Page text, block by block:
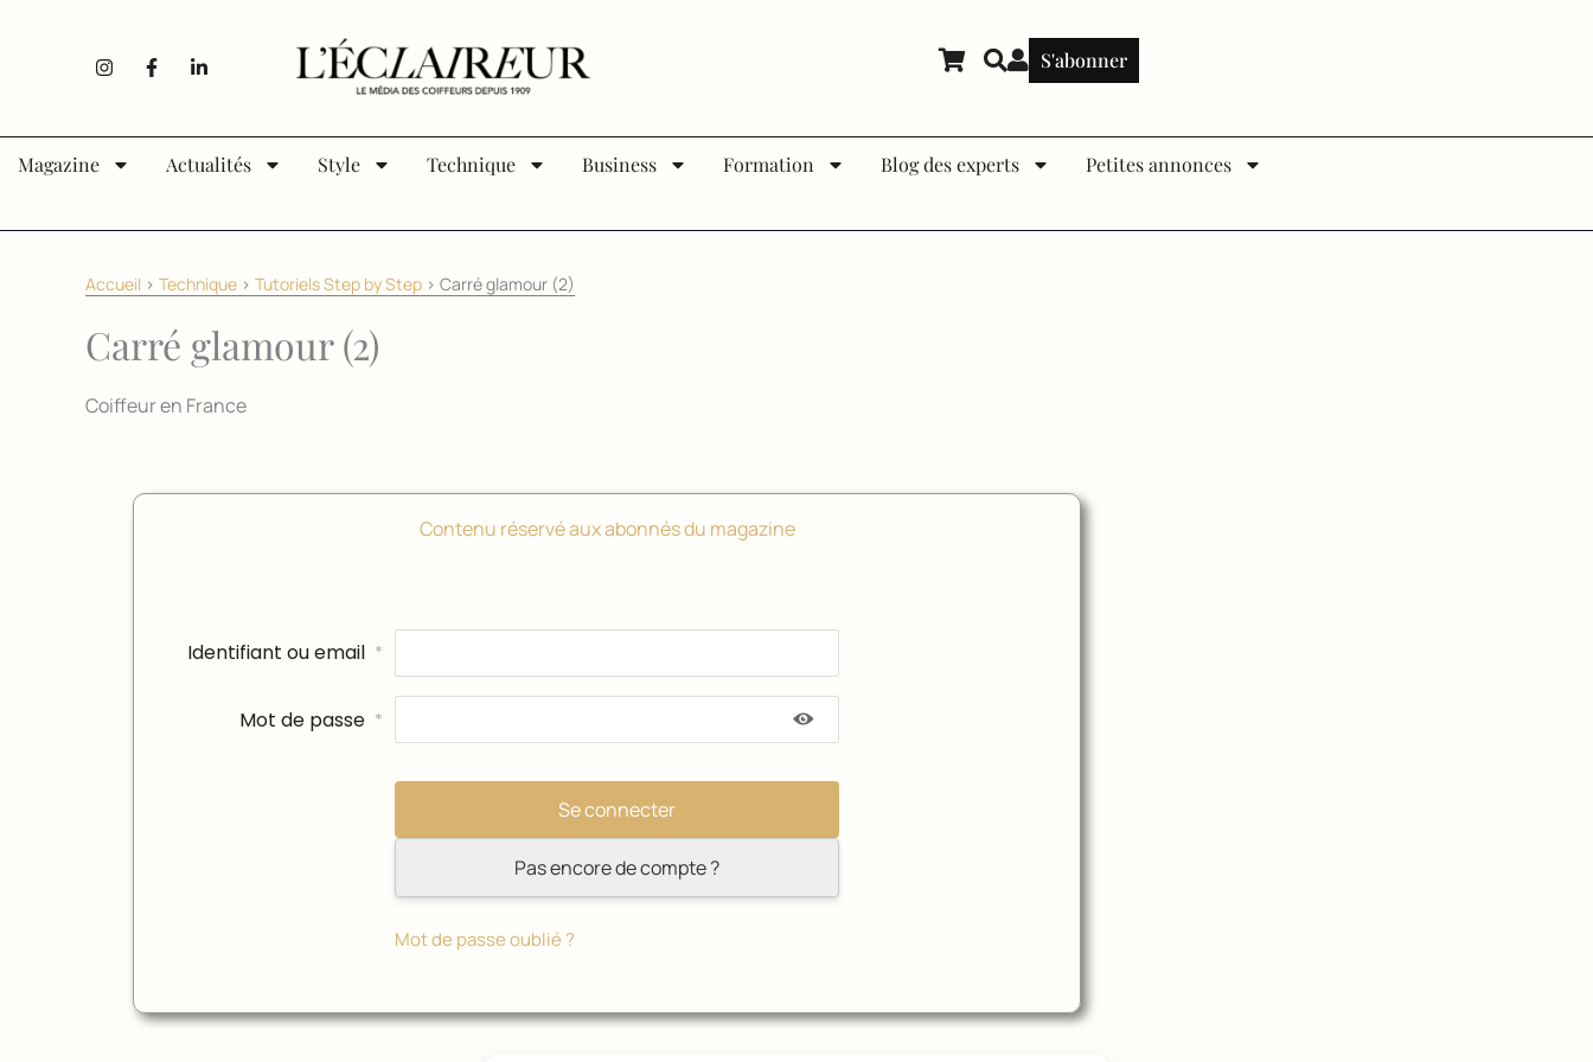
I
n
a
F
a
b
f
L
i
e
i
i
S'abonner
Magazine Actualités Style Technique Business Formation Blog des experts Petites annonces
Accueil > Technique > Tutoriels Step by Step > Carré glamour (2)
Carré glamour (2)
Coiffeur en France
Contenu réservé aux abonnés du magazine
Identifiant ou email *
Mot de passe *
Pas encore de compte ?
Mot de passe oublié ?